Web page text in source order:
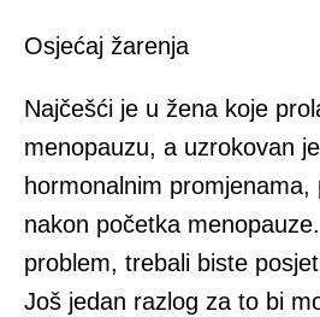
Osjećaj žarenja
Najčešći je u žena koje
menopauzu, a uzrokovan
hormonalnim promjenama,
nakon početka
problem, trebali biste
Još jedan razlog za to bi